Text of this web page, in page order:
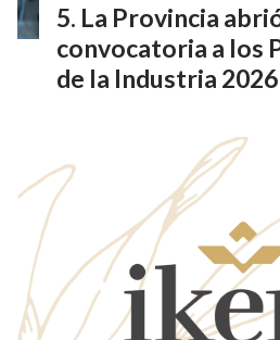
La Provincia
convocatoria a los
de la Industria 2026